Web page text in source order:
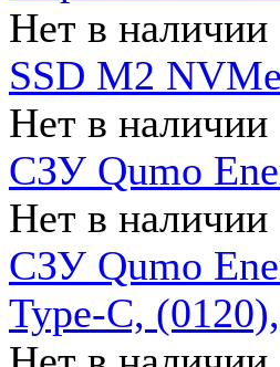
Нет в наличии
SSD M2
Нет в наличии
СЗУ Qumo
Нет в наличии
СЗУ Qumo
Type-C,